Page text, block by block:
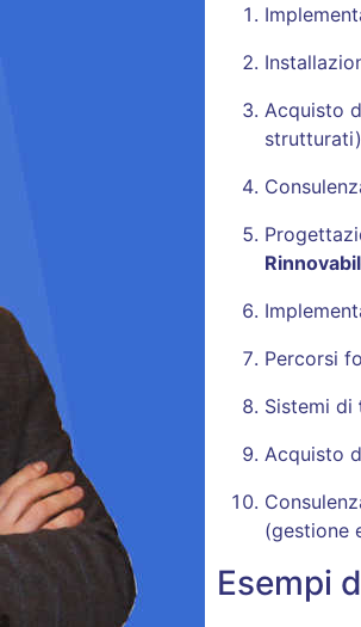
Acquisto
strutturati)
Percorsi
Sistemi di
Acquisto
(gestione
Esempi